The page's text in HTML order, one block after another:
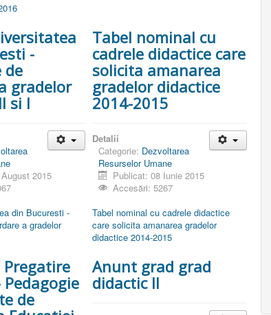
-
de
gradelor
si I
2015
din Bucuresti -
a gradelor
Tabel nominal cu
cadrele didactice care
solicita amanarea
gradelor didactice
2014-2015
Detalii
Categorie: Dezvoltarea
Resurselor Umane
Publicat: 08 Iunie 2015
Accesări: 5267
Tabel nominal cu cadrele didactice
care solicita amanarea gradelor
didactice 2014-2015
Pregatire
de
Anunt grad grad
didactic II